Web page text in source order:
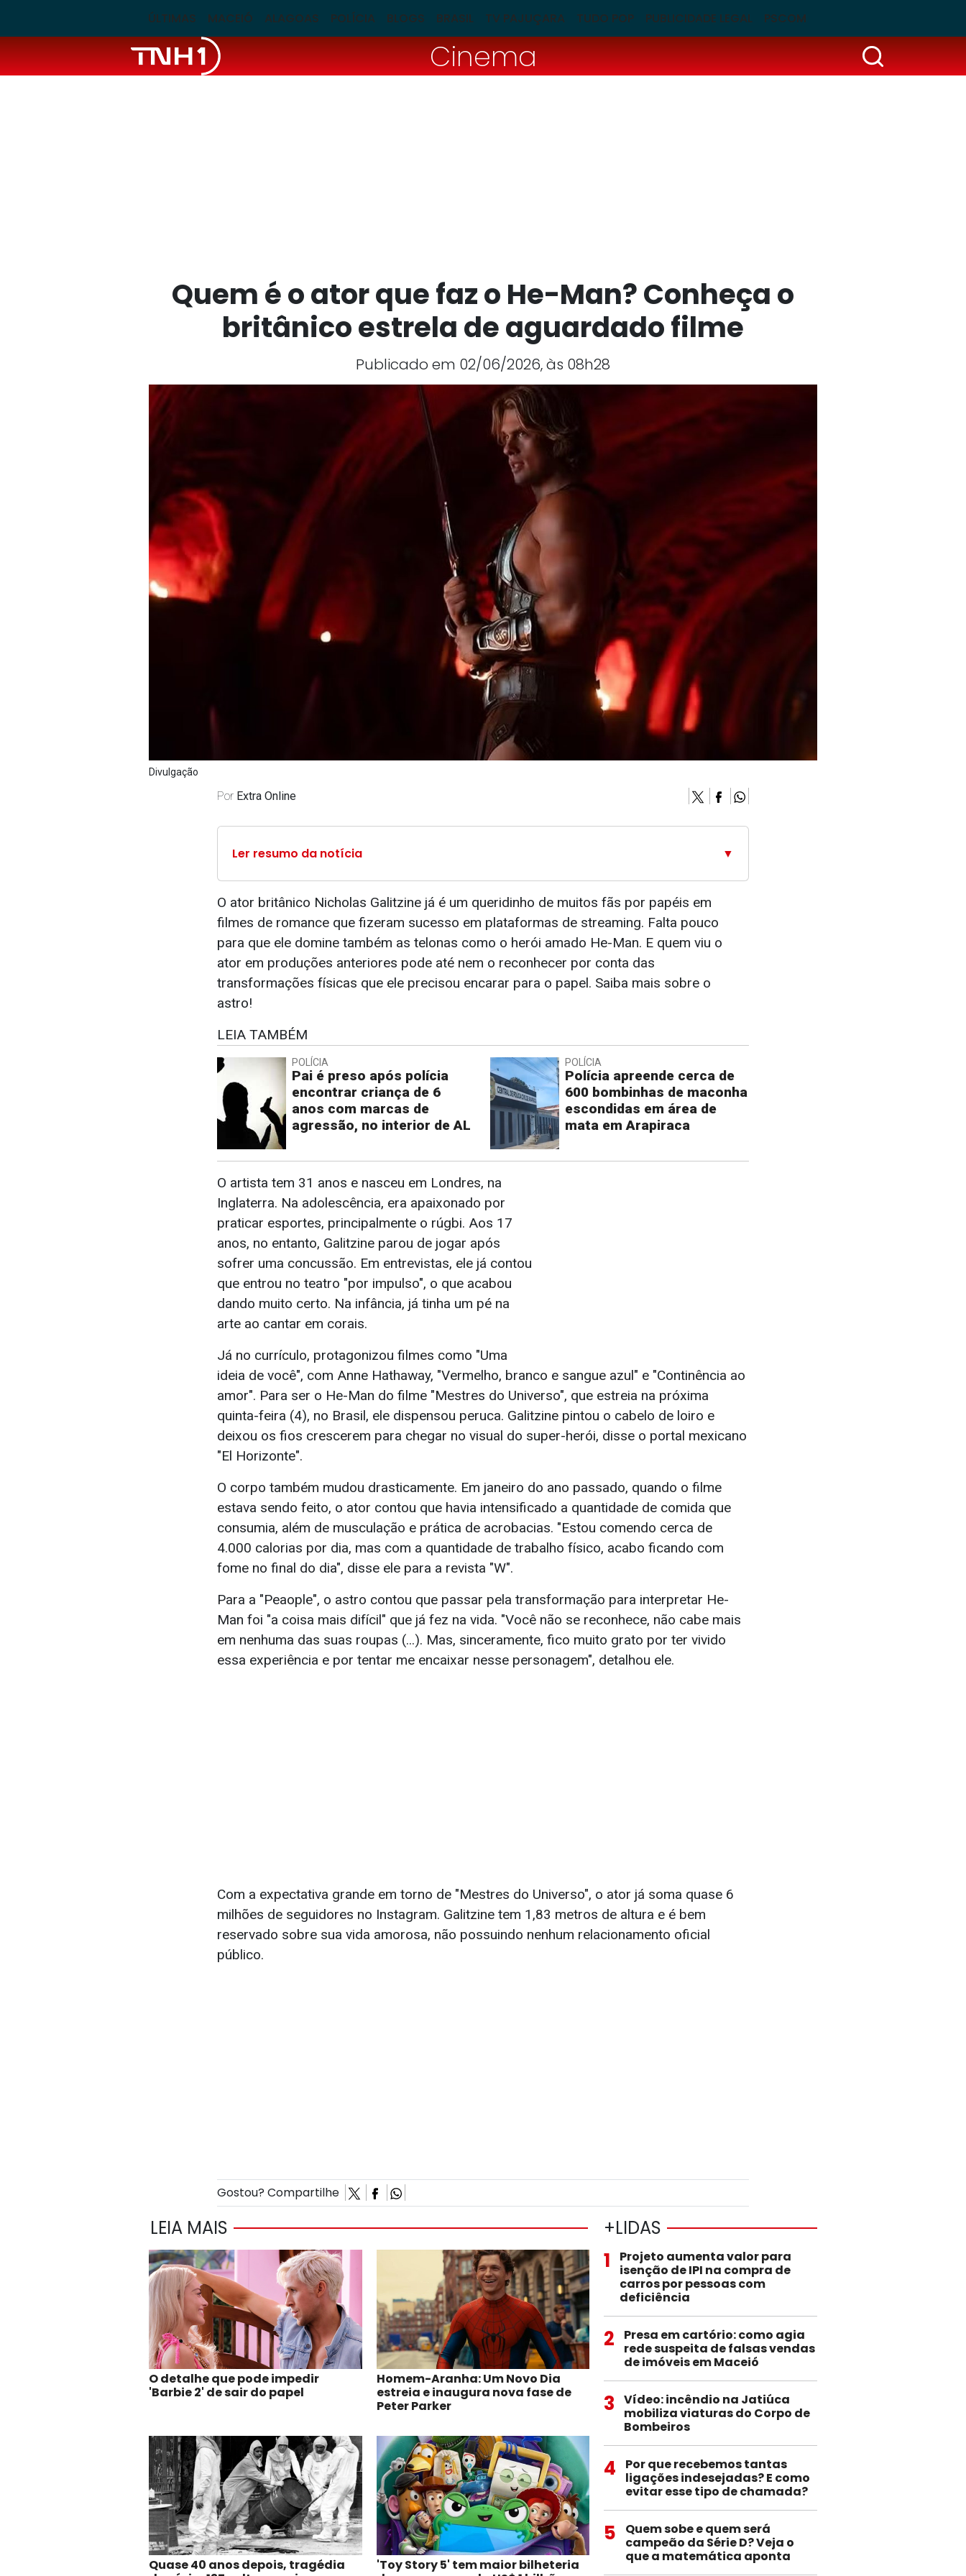
ÚLTIMAS MACEIÓ ALAGOAS POLÍCIA BLOGS BRASIL TV PAJUÇARA TUDO POP PUBLICIDADE LEGAL PSCOM
Cinema
Quem é o ator que faz o He-Man? Conheça o
britânico estrela de aguardado filme
Publicado em 02/06/2026, às 08h28
Divulgação
Por Extra Online
Ler resumo da notícia ▼
O ator britânico Nicholas Galitzine já é um queridinho de muitos fãs por papéis em
filmes de romance que fizeram sucesso em plataformas de streaming. Falta pouco
para que ele domine também as telonas como o herói amado He-Man. E quem viu o
ator em produções anteriores pode até nem o reconhecer por conta das
transformações físicas que ele precisou encarar para o papel. Saiba mais sobre o
astro!
LEIA TAMBÉM
POLÍCIA
Pai é preso após polícia
encontrar criança de 6
anos com marcas de
agressão, no interior de AL
POLÍCIA
Polícia apreende cerca de
600 bombinhas de maconha
escondidas em área de
mata em Arapiraca
O artista tem 31 anos e nasceu em Londres, na
Inglaterra. Na adolescência, era apaixonado por
praticar esportes, principalmente o rúgbi. Aos 17
anos, no entanto, Galitzine parou de jogar após
sofrer uma concussão. Em entrevistas, ele já contou
que entrou no teatro "por impulso", o que acabou
dando muito certo. Na infância, já tinha um pé na
arte ao cantar em corais.
Já no currículo, protagonizou filmes como "Uma
ideia de você", com Anne Hathaway, "Vermelho, branco e sangue azul" e "Continência ao
amor". Para ser o He-Man do filme "Mestres do Universo", que estreia na próxima
quinta-feira (4), no Brasil, ele dispensou peruca. Galitzine pintou o cabelo de loiro e
deixou os fios crescerem para chegar no visual do super-herói, disse o portal mexicano
"El Horizonte".
O corpo também mudou drasticamente. Em janeiro do ano passado, quando o filme
estava sendo feito, o ator contou que havia intensificado a quantidade de comida que
consumia, além de musculação e prática de acrobacias. "Estou comendo cerca de
4.000 calorias por dia, mas com a quantidade de trabalho físico, acabo ficando com
fome no final do dia", disse ele para a revista "W".
Para a "Peaople", o astro contou que passar pela transformação para interpretar He-
Man foi "a coisa mais difícil" que já fez na vida. "Você não se reconhece, não cabe mais
em nenhuma das suas roupas (...). Mas, sinceramente, fico muito grato por ter vivido
essa experiência e por tentar me encaixar nesse personagem", detalhou ele.
Com a expectativa grande em torno de "Mestres do Universo", o ator já soma quase 6
milhões de seguidores no Instagram. Galitzine tem 1,83 metros de altura e é bem
reservado sobre sua vida amorosa, não possuindo nenhum relacionamento oficial
público.
Gostou? Compartilhe
LEIA MAIS
O detalhe que pode impedir
'Barbie 2' de sair do papel
Homem-Aranha: Um Novo Dia
estreia e inaugura nova fase de
Peter Parker
Quase 40 anos depois, tragédia
'Toy Story 5' tem maior bilheteria
+LIDAS
1
Projeto aumenta valor para
isenção de IPI na compra de
carros por pessoas com
deficiência
2
Presa em cartório: como agia
rede suspeita de falsas vendas
de imóveis em Maceió
3
Vídeo: incêndio na Jatiúca
mobiliza viaturas do Corpo de
Bombeiros
4
Por que recebemos tantas
ligações indesejadas? E como
evitar esse tipo de chamada?
5
Quem sobe e quem será
campeão da Série D? Veja o
que a matemática aponta